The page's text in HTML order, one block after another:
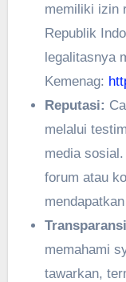
memiliki izin
Republik
legalitasnya
Kemenag:
Reputasi:
melalui
media
forum atau
memahami
tawarkan,